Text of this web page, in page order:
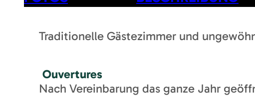
Traditionelle Gästezimmer und
Ouvertures
Nach Vereinbarung das ganze Jahr